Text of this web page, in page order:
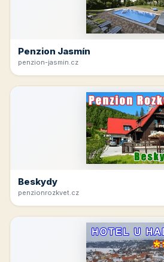
Penzion Jasmín
penzion-jasmin.cz
Beskydy
penzionrozkvet.cz